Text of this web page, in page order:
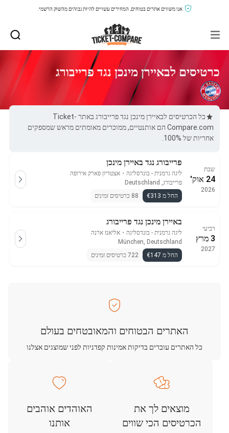
אנו משווים אתרים בטוחים, המחירים עשויים להיות גבוהים מהשוק הרשמי.
כרטיסים לבאיירן מינכן נגד פרייבורג
כל הכרטיסים לבאיירן מינכן נגד פרייבורג באתר Ticket-
Compare.com הם אותנטיים, ממוכרים מאומתים מראש שמספקים
אחריות של 100%.
שבת
24 אוק'
2026
פרייבורג נגד באיירן מינכן
ליגה גרמנית - בונדסליגה ・ אצטדיון פארק אירופה
פרייבורג, Deutschland
החל מ €313
88 כרטיסים זמינים
רביעי
3 מרץ
2027
באיירן מינכן נגד פרייבורג
ליגה גרמנית - בונדסליגה ・ אליאנז ארנה
München, Deutschland
החל מ €147
722 כרטיסים זמינים
האתרים הבטוחים והמאובטחים בעולם
כל האתרים עוברים בדיקות אמינות קפדניות לפני שמוצגים אצלנו
מוצאים לך את
הכרטיסים הכי שווים
האוהדים אוהבים
אותנו